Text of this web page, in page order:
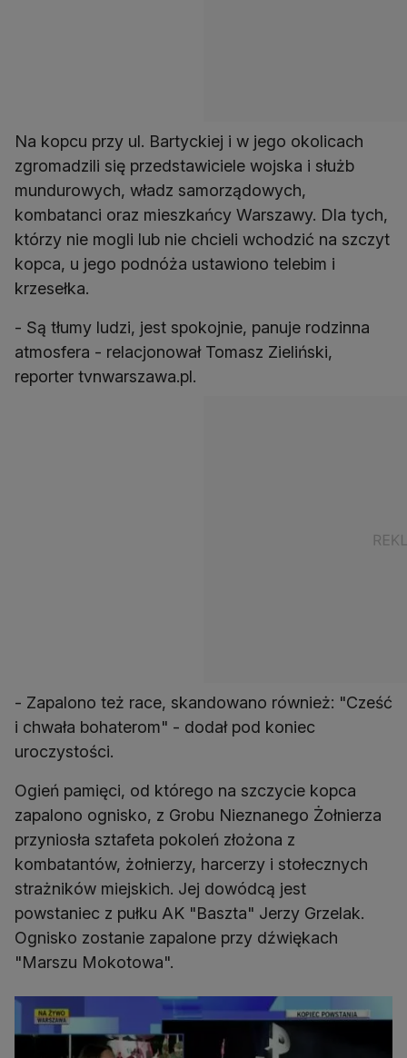
Na kopcu przy ul. Bartyckiej i w jego okolicach
zgromadzili się przedstawiciele wojska i służb
mundurowych, władz samorządowych,
kombatanci oraz mieszkańcy Warszawy. Dla tych,
którzy nie mogli lub nie chcieli wchodzić na szczyt
kopca, u jego podnóża ustawiono telebim i
krzesełka.
- Są tłumy ludzi, jest spokojnie, panuje rodzinna
atmosfera - relacjonował Tomasz Zieliński,
reporter tvnwarszawa.pl.
- Zapalono też race, skandowano również: "Cześć
i chwała bohaterom" - dodał pod koniec
uroczystości.
Ogień pamięci, od którego na szczycie kopca
zapalono ognisko, z Grobu Nieznanego Żołnierza
przyniosła sztafeta pokoleń złożona z
kombatantów, żołnierzy, harcerzy i stołecznych
strażników miejskich. Jej dowódcą jest
powstaniec z pułku AK "Baszta" Jerzy Grzelak.
Ognisko zostanie zapalone przy dźwiękach
"Marszu Mokotowa".